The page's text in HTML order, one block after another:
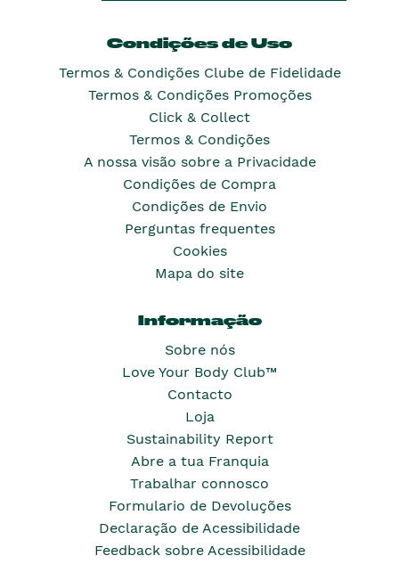
Condições de Uso
Termos & Condições Clube de Fidelidade
Termos & Condições Promoções
Click & Collect
Termos & Condições
A nossa visão sobre a Privacidade
Condições de Compra
Condições de Envio
Perguntas frequentes
Cookies
Mapa do site
Informação
Sobre nós
Love Your Body Club™
Contacto
Loja
Sustainability Report
Abre a tua Franquia
Trabalhar connosco
Formulario de Devoluções
Declaração de Acessibilidade
Feedback sobre Acessibilidade